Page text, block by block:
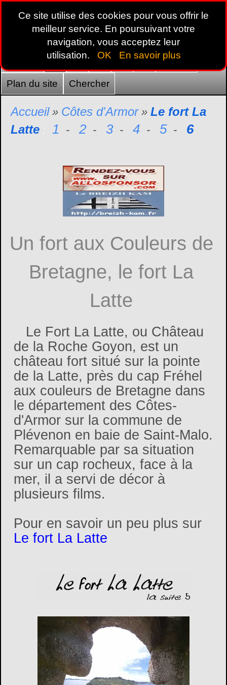
22 29 35 44 56 France
Plan du site Chercher
Accueil» Côtes d'Armor» Le fort La
Latte : 1 - 2 - 3 - 4 - 5 - 6
Un fort aux Couleurs de
Bretagne, le fort La
Latte
Le Fort La Latte, ou Château
de la Roche Goyon, est un
château fort situé sur la pointe
de la Latte, près du cap Fréhel
aux couleurs de Bretagne dans
le département des Côtes-
d'Armor sur la commune de
Plévenon en baie de Saint-Malo.
Remarquable par sa situation
sur un cap rocheux, face à la
mer, il a servi de décor à
plusieurs films.
Pour en savoir un peu plus sur
Le fort La Latte
Ce site utilise des cookies pour vous offrir le
meilleur service. En poursuivant votre
navigation, vous acceptez leur
utilisation.
OK En savoir plus